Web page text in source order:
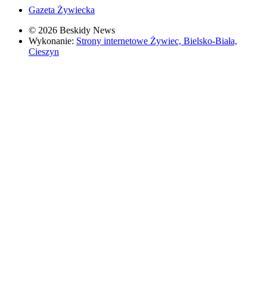
Gazeta Żywiecka
© 2026 Beskidy News
Wykonanie: Strony internetowe Żywiec, Bielsko-Biała,
Cieszyn